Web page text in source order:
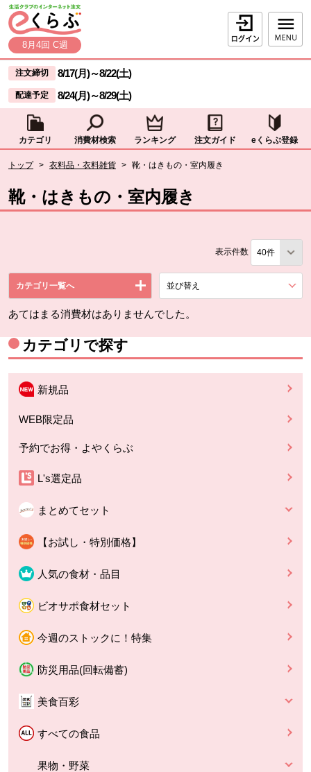
ページの先頭です。
本文へジャンプする。
8月4回 C週
ログイン
ここからサイト内共通メニューです。
サイト内共通メニューをスキップする
注文締切 8/17(月)～8/22(土)
配達予定 8/24(月)～8/29(土)
カテゴリ 消費材検索 ランキング 注文ガイド eくらぶ登録
トップ > 衣料品・衣料雑貨 > 靴・はきもの・室内履き
靴・はきもの・室内履き
表示件数
カテゴリ一覧へ 並び替え
あてはまる消費材はありませんでした。
カテゴリで探す
新規品
WEB限定品
予約でお得・よやくらぶ
L's選定品
まとめてセット
【お試し・特別価格】
人気の食材・品目
ビオサポ食材セット
今週のストックに！特集
防災用品(回転備蓄)
美食百彩
すべての食品
果物・野菜